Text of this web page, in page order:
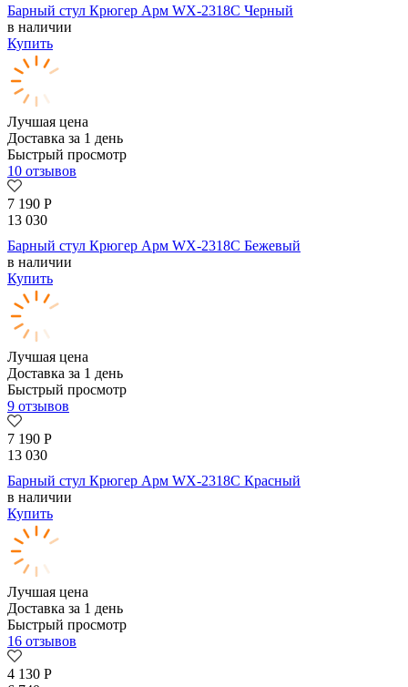
Барный стул Крюгер Арм WX-2318C Черный
в наличии
Купить
Лучшая цена
Доставка за 1 день
Быстрый просмотр
10 отзывов
7 190 Р
13 030
Барный стул Крюгер Арм WX-2318C Бежевый
в наличии
Купить
Лучшая цена
Доставка за 1 день
Быстрый просмотр
9 отзывов
7 190 Р
13 030
Барный стул Крюгер Арм WX-2318C Красный
в наличии
Купить
Лучшая цена
Доставка за 1 день
Быстрый просмотр
16 отзывов
4 130 Р